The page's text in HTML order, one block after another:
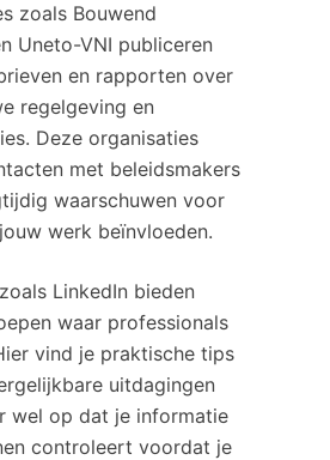
zoals Bouwend
Uneto-VNI publiceren
en rapporten over
regelgeving en
Deze organisaties
met beleidsmakers
waarschuwen voor
werk beïnvloeden.
LinkedIn bieden
waar professionals
vind je praktische tips
uitdagingen
wel op dat je informatie
controleert voordat je